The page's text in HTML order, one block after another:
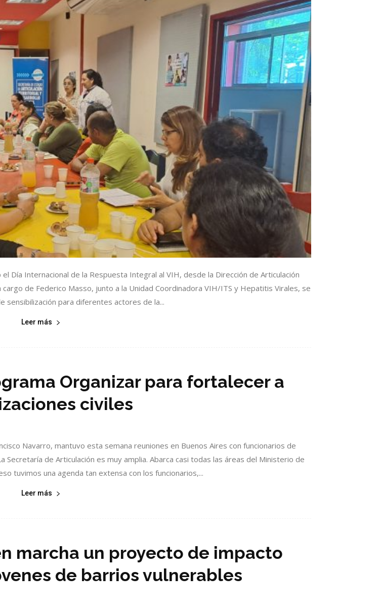
Día Internacional de la Respuesta Integral al VIH, desde la Dirección de Articulación
de Federico Masso, junto a la Unidad Coordinadora VIH/ITS y Hepatitis Virales, se
sensibilización para diferentes actores de la...
Leer más
Organizar para fortalecer a
civiles
Navarro, mantuvo esta semana reuniones en Buenos Aires con funcionarios de
Secretaría de Articulación es muy amplia. Abarca casi todas las áreas del Ministerio de
tuvimos una agenda tan extensa con los funcionarios,...
Leer más
marcha un proyecto de impacto
de barrios vulnerables